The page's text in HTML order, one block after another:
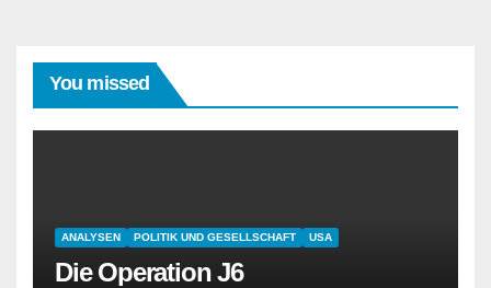
You missed
ANALYSEN POLITIK UND GESELLSCHAFT USA
Die Operation J6